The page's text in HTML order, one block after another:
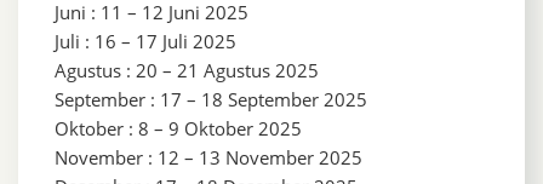
Juni : 11 – 12 Juni 2025
Juli : 16 – 17 Juli 2025
Agustus : 20 – 21 Agustus 2025
September : 17 – 18 September 2025
Oktober : 8 – 9 Oktober 2025
November : 12 – 13 November 2025